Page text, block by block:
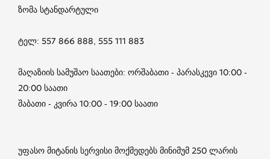
ზომა სტანდარტული
ტელ: 557 866 888, 555 111 883
მაღაზიის სამუშაო საათები: ორშაბათი - პარასკევი 10:00 -
20:00 საათი
შაბათი - კვირა 10:00 - 19:00 საათი
უფასო მიტანის სერვისი მოქმედებს მინიმუმ 250 ლარის